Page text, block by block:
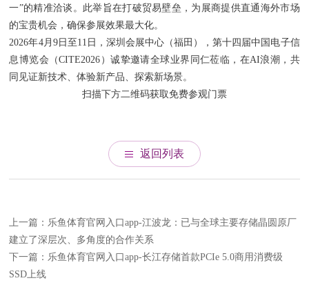
一”的精准洽谈。此举旨在打破贸易壁垒，为展商提供直通海外市场
的宝贵机会，确保参展效果最大化。
2026年4月9日至11日，深圳会展中心（福田），第十四届中国电子信
息博览会（CITE2026）诚挚邀请全球业界同仁莅临，在AI浪潮，共
同见证新技术、体验新产品、探索新场景。
扫描下方二维码获取免费参观门票
返回列表
上一篇：乐鱼体育官网入口app-江波龙：已与全球主要存储晶圆原厂
建立了深层次、多角度的合作关系
下一篇：乐鱼体育官网入口app-长江存储首款PCIe 5.0商用消费级
SSD上线